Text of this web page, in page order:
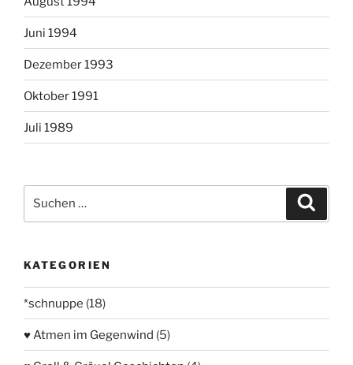
Juni 1994
Dezember 1993
Oktober 1991
Juli 1989
nach:
KATEGORIEN
*schnuppe (18)
♥ Atmen im Gegenwind (5)